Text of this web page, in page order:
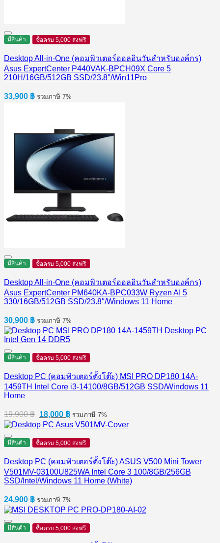
มีสินค้า ซื้อครบ 5,000 ส่งฟรี
Desktop All-in-One (คอมพิวเตอร์ออลอินวันสำหรับองค์กร)
Asus ExpertCenter P440VAK-BPCH09X Core 5
210H/16GB/512GB SSD/23.8″/Win11Pro
33,900 ฿ รวมภาษี 7%
มีสินค้า ซื้อครบ 5,000 ส่งฟรี
Desktop All-in-One (คอมพิวเตอร์ออลอินวันสำหรับองค์กร)
Asus ExpertCenter PM640KA-BPC033W Ryzen AI 5
330/16GB/512GB SSD/23.8″/Windows 11 Home
30,900 ฿ รวมภาษี 7%
มีสินค้า ซื้อครบ 5,000 ส่งฟรี
Desktop PC (คอมพิวเตอร์ตั้งโต๊ะ) MSI PRO DP180 14A-
1459TH Intel Core i3-14100/8GB/512GB SSD/Windows 11
Home
19,900฿ Original
price
was:
19,900 ฿.
18,000 ฿Current
price
is:
18,000 ฿.
รวมภาษี 7%
มีสินค้า ซื้อครบ 5,000 ส่งฟรี
Desktop PC (คอมพิวเตอร์ตั้งโต๊ะ) ASUS V500 Mini Tower
V501MV-03100U825WA Intel Core 3 100/8GB/256GB
SSD/Intel/Windows 11 Home (White)
24,900 ฿ รวมภาษี 7%
มีสินค้า ซื้อครบ 5,000 ส่งฟรี